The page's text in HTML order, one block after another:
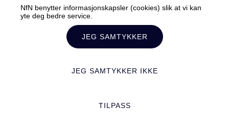
Tilrettelagt av:Mediebyrået Enklere Valg
NfN benytter informasjonskapsler (cookies) slik at vi kan
yte deg bedre service.
JEG SAMTYKKER
JEG SAMTYKKER IKKE
TILPASS